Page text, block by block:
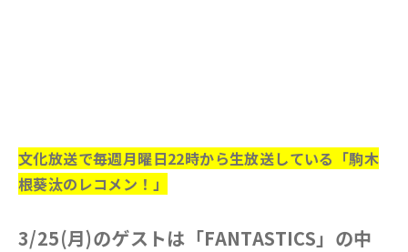
文化放送で毎週月曜日22時から生放送している「駒木
根葵汰のレコメン！」
3/25(月)のゲストは「FANTASTICS」の中